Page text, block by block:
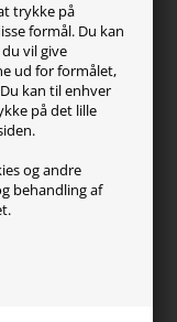
trykke på
formål. Du kan
vil give
ud for formålet,
kan til enhver
på det lille
og andre
behandling af